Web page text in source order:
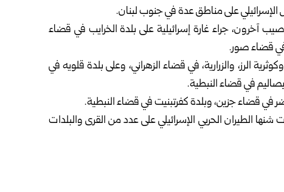
على مناطق عدة في جنوب لبنان.
آخرون، جراء غارة إسرائيلية على بلدة الخرايب في قضاء
في قضاء صور.
الرز، والزرارية، في قضاء الزهراني، وعلى بلدة قلويه في
في قضاء النبطية.
في قضاء جزين، وبلدة كفرتبنيت في قضاء النبطية.
الطيران الحربي الإسرائيلي على عدد من القرى والبلدات